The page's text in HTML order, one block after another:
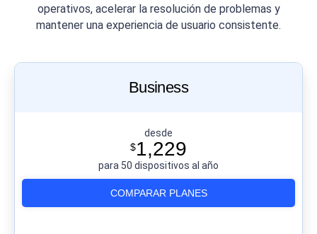
operativos, acelerar la resolución de problemas y
mantener una experiencia de usuario consistente.
Business
desde
$1,229
para 50 dispositivos al año
COMPARAR PLANES